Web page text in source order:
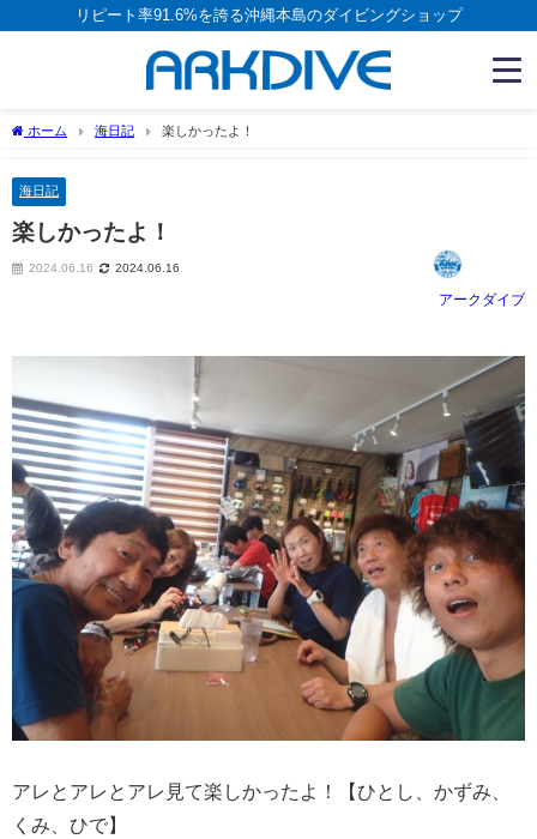
リピート率91.6%を誇る沖縄本島のダイビングショップ
ホーム 海日記 楽しかったよ！
海日記
楽しかったよ！
2024.06.16 2024.06.16
アークダイブ
アレとアレとアレ見て楽しかったよ！【ひとし、かずみ、
くみ、ひで】